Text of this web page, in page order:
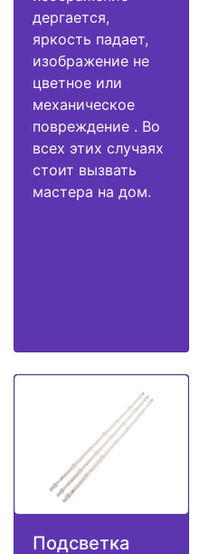
дергается,
яркость падает,
изображение не
цветное или
механическое
повреждение . Во
всех этих случаях
стоит вызвать
мастера на дом.
Подсветка